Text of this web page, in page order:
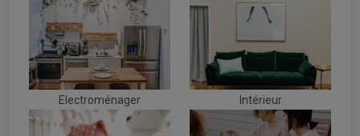
Electroménager Intérieur